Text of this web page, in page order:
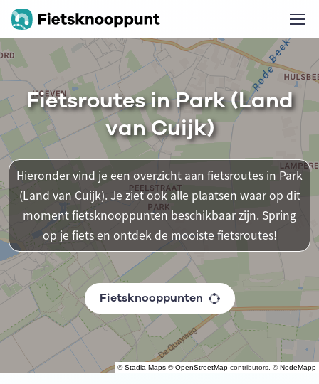
©Stadia Maps ©OpenStreetMap contributors, ©NodeMapp
Fietsroutes in Park (Land
van Cuijk)
Hieronder vind je een overzicht aan fietsroutes in Park
(Land van Cuijk). Je ziet ook alle plaatsen waar op dit
moment fietsknooppunten beschikbaar zijn. Spring
op je fiets en ontdek de mooiste fietsroutes!
Fietsknooppunten